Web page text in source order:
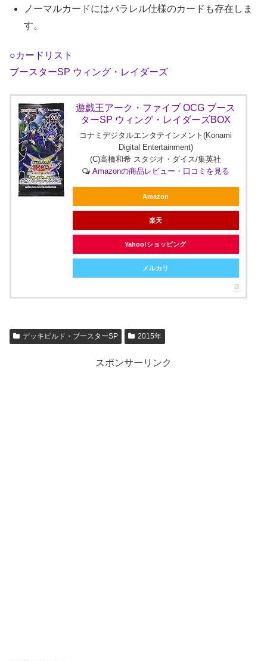
ノーマルカードにはパラレル仕様のカードも存在しま
す。
○カードリスト
ブースターSP ウィング・レイダーズ
遊戯王アーク・ファイブ OCG ブース
ターSP ウィング・レイダーズBOX
コナミデジタルエンタテインメント(Konami
Digital Entertainment)
(C)高橋和希 スタジオ・ダイス/集英社
Amazonの商品レビュー・口コミを見る
Amazon
楽天
Yahoo!ショッピング
メルカリ
デッキビルド・ブースターSP 2015年
スポンサーリンク